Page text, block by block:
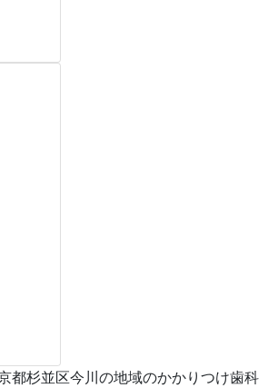
杉並区今川の地域のかかりつけ歯科